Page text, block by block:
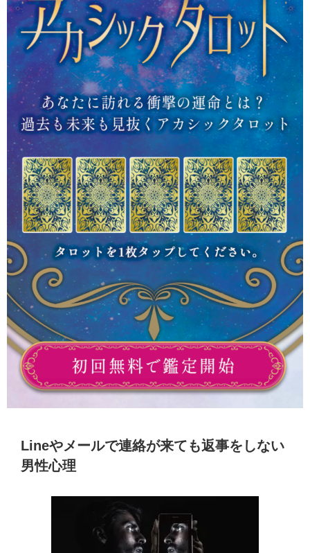
Lineやメールで連絡が来ても返事をしない
男性心理